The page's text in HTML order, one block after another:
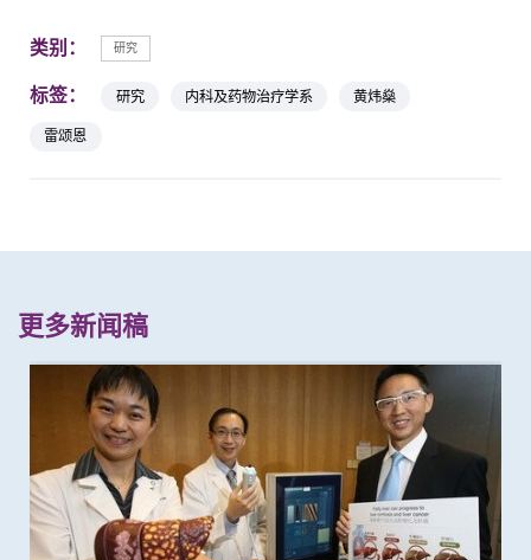
类别： 研究
标签： 研究 内科及药物治疗学系
黄炜燊
雷颂恩
更多新闻稿